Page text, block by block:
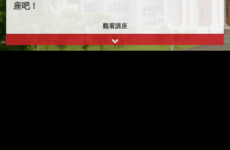
座吧！
觀看講座